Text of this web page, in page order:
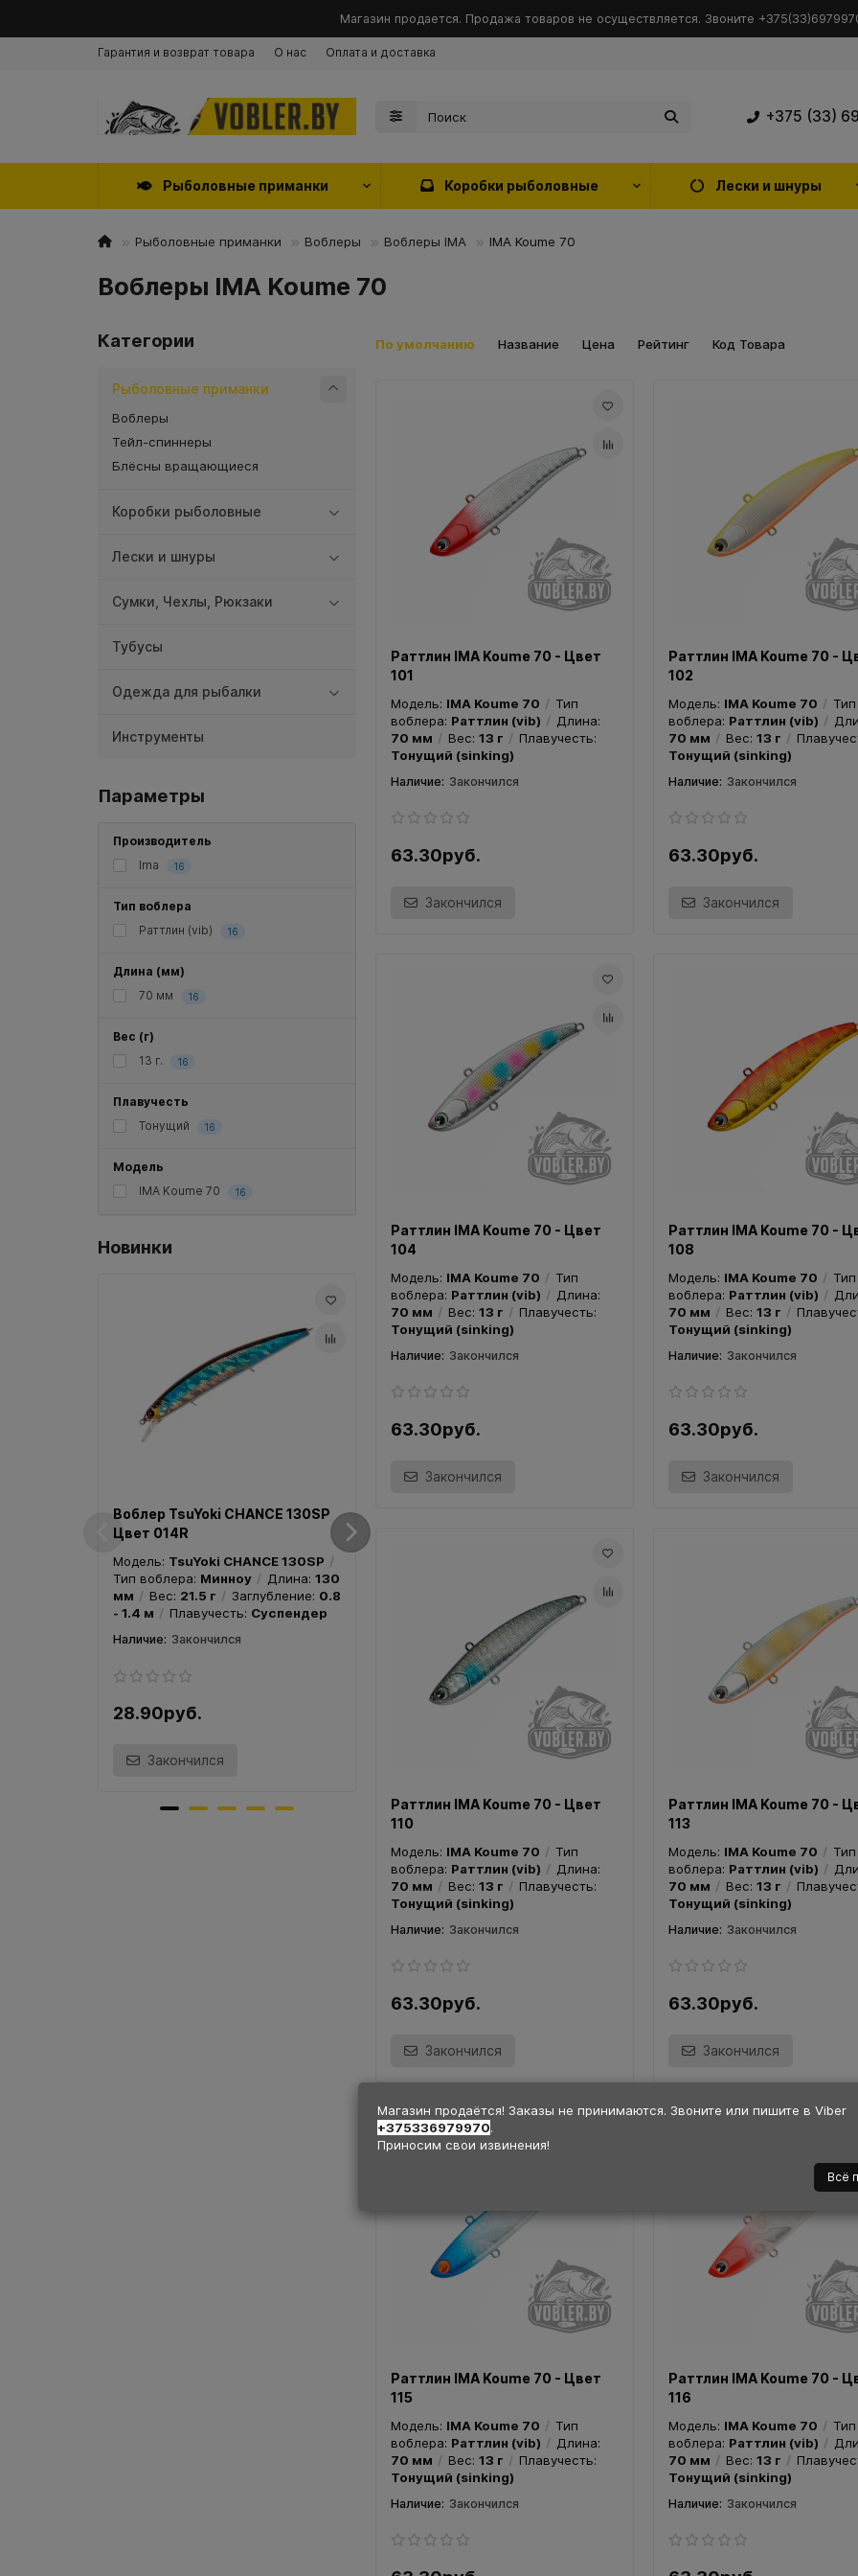
Магазин продается. Продажа товаров не осуществляется. Звоните
Гарантия и возврат товара О нас Оплата и доставка
+375 (33)
Рыболовные приманки Коробки рыболовные Лески и шнуры
Рыболовные приманки Воблеры Воблеры IMA IMA Koume 70
Воблеры IMA Koume 70
Категории
Рыболовные приманки
Воблеры
Тейл-спиннеры
Блёсны вращающиеся
Коробки рыболовные
Лески и шнуры
Сумки, Чехлы, Рюкзаки
Тубусы
Одежда для рыбалки
Инструменты
Параметры
Производитель
Ima
16
Тип воблера
Раттлин (vib)
16
Длина (мм)
70 мм
16
Вес (г)
13 г.
16
Плавучесть
Тонущий
16
Модель
IMA Koume 70
16
Новинки
Воблер TsuYoki CHANCE 130SP
Цвет 014R
Модель: TsuYoki CHANCE 130SP
Тип воблера: Минноу Длина: 130
мм
Вес: 21.5 г Заглубление: 0.8
- 1.4 м
Плавучесть: Суспендер
Закончился
28.90руб.
Закончился
Воблер TsuYoki CHANCE 130SP
Цвет A049R
Модель:TsuYoki CHANCE 130SP
Закончился
Воблер TsuYoki CHANCE
Цвет 268
Модель:TsuYoki CHANCE
Закончился
По умолчанию Название Цена Рейтинг Код Товара
Раттлин IMA Koume 70 - Цвет
101
Модель: IMA Koume 70
Тип
воблера: Раттлин (vib)
Длина:
70 мм
Вес: 13 г
Плавучесть:
Тонущий (sinking)
Закончился
63.30руб.
Закончился
Раттлин IMA Koume 70 -
102
Модель: IMA Koume 70
Тип
воблера: Раттлин (vib)
70 мм
Вес: 13 г
Тонущий (sinking)
Закончился
63.30руб.
Закончился
Раттлин IMA Koume 70 - Цвет
104
Модель: IMA Koume 70
Тип
воблера: Раттлин (vib)
Длина:
70 мм
Вес: 13 г
Плавучесть:
Тонущий (sinking)
Закончился
63.30руб.
Закончился
Раттлин IMA Koume 70 -
108
Модель: IMA Koume 70
Тип
воблера: Раттлин (vib)
70 мм
Вес: 13 г
Тонущий (sinking)
Закончился
63.30руб.
Закончился
Раттлин IMA Koume 70 - Цвет
110
Модель: IMA Koume 70
Тип
воблера: Раттлин (vib)
Длина:
70 мм
Вес: 13 г
Плавучесть:
Тонущий (sinking)
Закончился
63.30руб.
Закончился
Раттлин IMA Koume 70 -
113
Модель: IMA Koume 70
Тип
воблера: Раттлин (vib)
70 мм
Вес: 13 г
Тонущий (sinking)
Закончился
63.30руб.
Закончился
Раттлин IMA Koume 70 - Цвет
115
Модель: IMA Koume 70
Тип
воблера: Раттлин (vib)
Длина:
70 мм
Вес: 13 г
Плавучесть:
Тонущий (sinking)
Закончился
Раттлин IMA Koume 70 -
116
Модель: IMA Koume 70
Тип
воблера: Раттлин (vib)
70 мм
Вес: 13 г
Тонущий (sinking)
Закончился
Магазин продаётся! Заказы не принимаются. Звоните или пишите в Viber
+375336979970.
Приносим свои извинения!
Всё